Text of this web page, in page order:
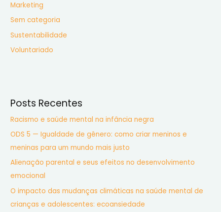
Marketing
Sem categoria
Sustentabilidade
Voluntariado
Posts Recentes
Racismo e saúde mental na infância negra
ODS 5 — Igualdade de gênero: como criar meninos e
meninas para um mundo mais justo
Alienação parental e seus efeitos no desenvolvimento
emocional
O impacto das mudanças climáticas na saúde mental de
crianças e adolescentes: ecoansiedade